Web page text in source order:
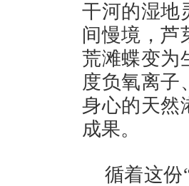
干河的湿地
间慢境，芦
荒滩蝶变为
度负氧离子
身心的天然
成果。
循着这份